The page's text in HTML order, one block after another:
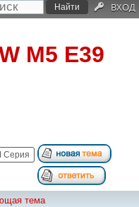
ВХОД
M5 E39
Серия
тема